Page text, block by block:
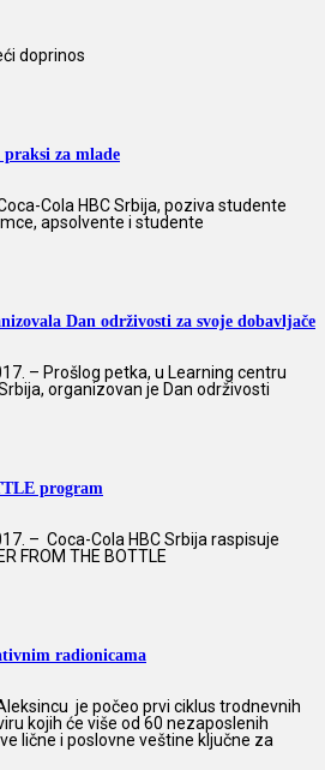
doprinos
za mlade
Cola HBC Srbija, poziva studente
apsolvente i studente
Dan održivosti za svoje dobavljače
– Prošlog petka, u Learning centru
organizovan je Dan održivosti
program
– Coca-Cola HBC Srbija raspisuje
FROM THE BOTTLE
radionicama
je počeo prvi ciklus trodnevnih
kojih će više od 60 nezaposlenih
lične i poslovne veštine ključne za